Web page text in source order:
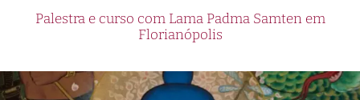
Palestra e curso com Lama Padma Samten em
Florianópolis